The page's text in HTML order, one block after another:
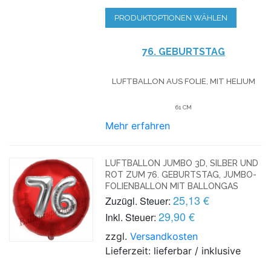
PRODUKTOPTIONEN WÄHLEN
76. GEBURTSTAG
LUFTBALLON AUS FOLIE, MIT HELIUM
61 CM
Mehr erfahren
LUFTBALLON JUMBO 3D, SILBER UND
ROT ZUM 76. GEBURTSTAG, JUMBO-
FOLIENBALLON MIT BALLONGAS
Zuzügl. Steuer: 25,13 €
Inkl. Steuer: 29,90 €
zzgl.Versandkosten
Lieferzeit: lieferbar / inklusive